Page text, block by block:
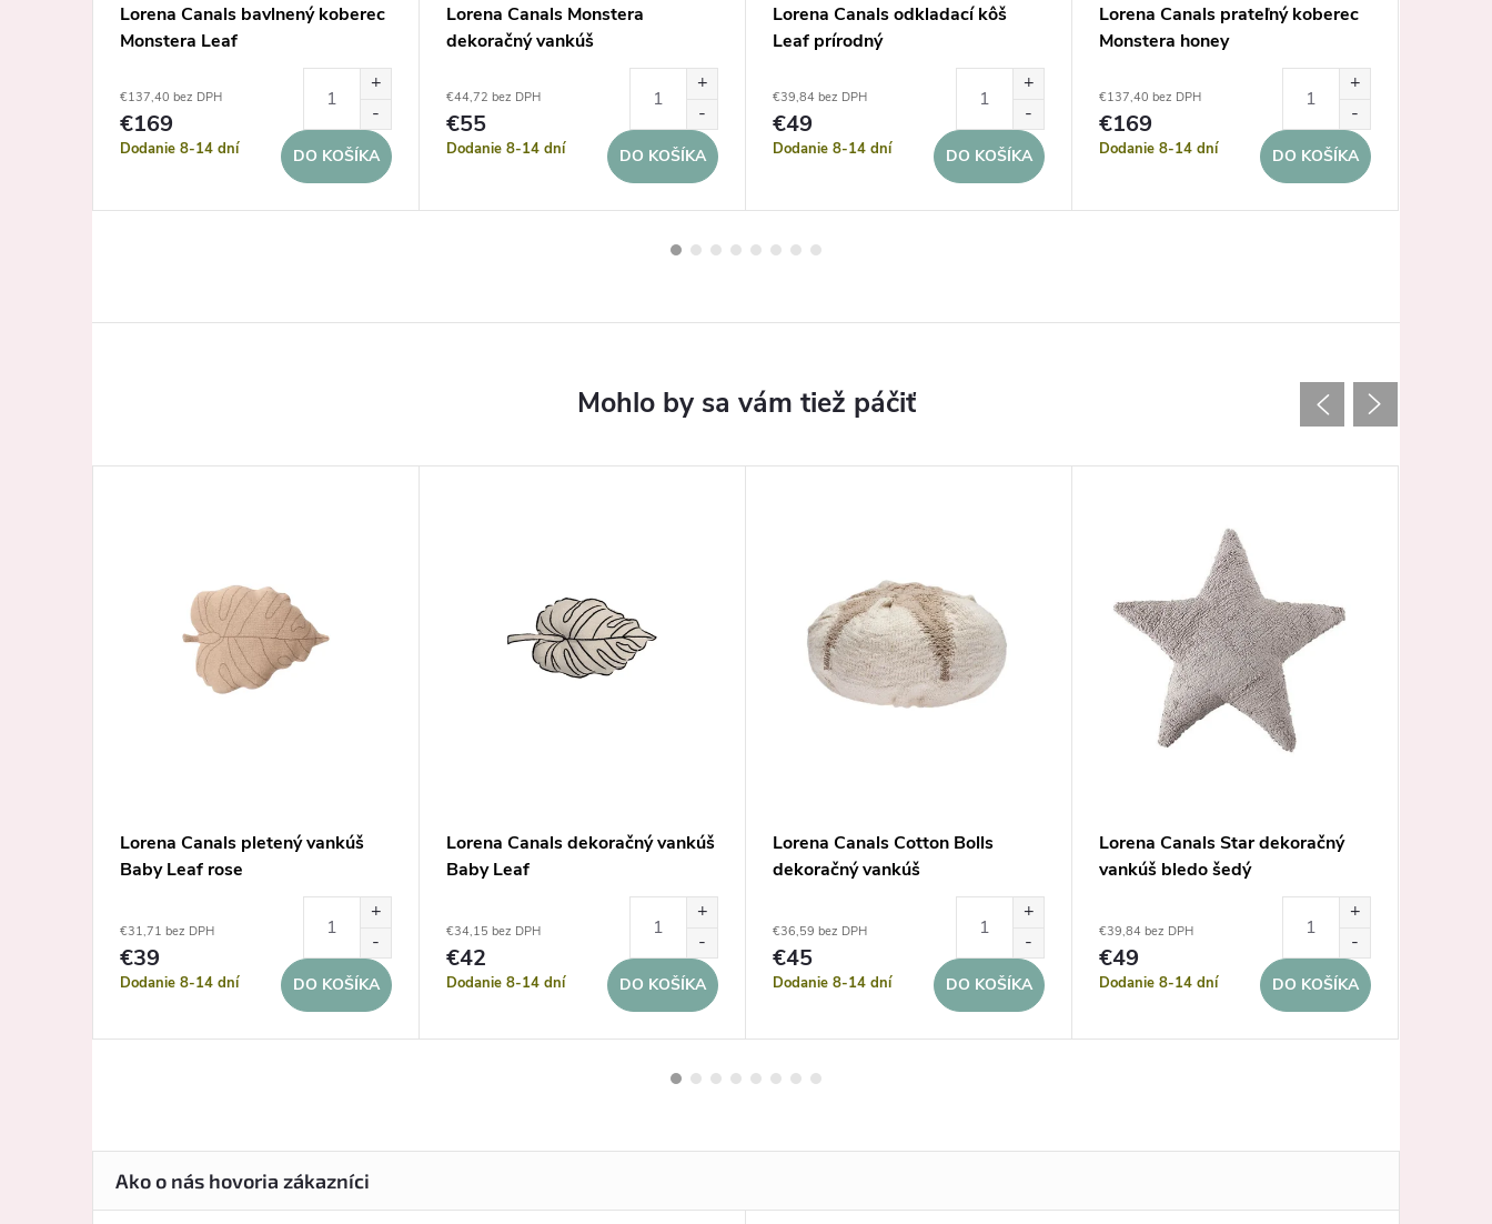
Lorena Canals bavlnený koberec
Monstera Leaf
€137,40 bez DPH
€169
Dodanie 8-14 dní DO KOŠÍKA
Lorena Canals Monstera
dekoračný vankúš
€44,72 bez DPH
€55
Dodanie 8-14 dní DO KOŠÍKA
Lorena Canals odkladací kôš
Leaf prírodný
€39,84 bez DPH
€49
Dodanie 8-14 dní DO KOŠÍKA
Lorena Canals prateľný koberec
Monstera honey
€137,40 bez DPH
€169
Dodanie 8-14 dní DO KOŠÍKA
Lorena Canals pletený vankúš
Baby Leaf rose
€31,71 bez DPH
€39
Dodanie 8-14 dní DO KOŠÍKA
Lorena Canals dekoračný vankúš
Baby Leaf
€34,15 bez DPH
€42
Dodanie 8-14 dní DO KOŠÍKA
Lorena Canals Cotton Bolls
dekoračný vankúš
€36,59 bez DPH
€45
Dodanie 8-14 dní DO KOŠÍKA
Lorena Canals Star dekoračný
vankúš bledo šedý
€39,84 bez DPH
€49
Dodanie 8-14 dní DO KOŠÍKA